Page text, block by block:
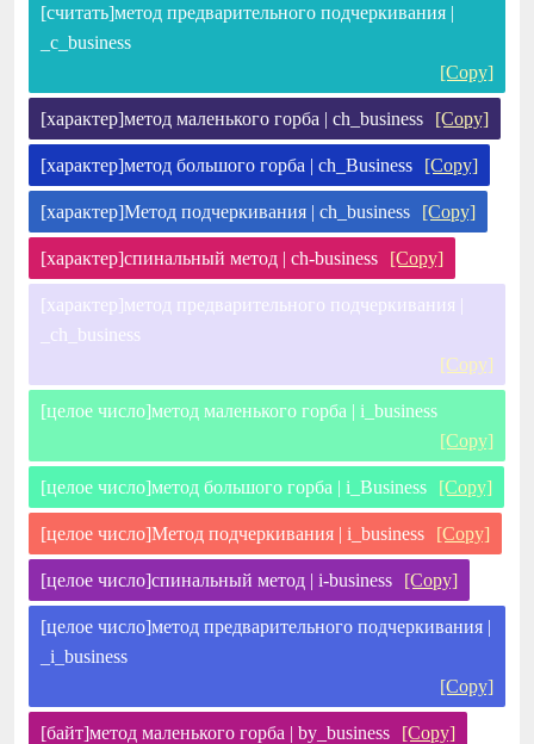
[считать]метод предварительного подчеркивания |
_c_business
[Copy]
[характер]метод маленького горба | ch_business [Copy]
[характер]метод большого горба | ch_Business [Copy]
[характер]Метод подчеркивания | ch_business [Copy]
[характер]спинальный метод | ch-business [Copy]
[характер]метод предварительного подчеркивания |
_ch_business
[Copy]
[целое число]метод маленького горба | i_business
[Copy]
[целое число]метод большого горба | i_Business [Copy]
[целое число]Метод подчеркивания | i_business [Copy]
[целое число]спинальный метод | i-business [Copy]
[целое число]метод предварительного подчеркивания |
_i_business
[Copy]
[байт]метод маленького горба | by_business [Copy]